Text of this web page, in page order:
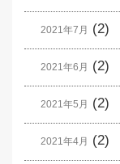
2021年7月 (2)
2021年6月 (2)
2021年5月 (2)
2021年4月 (2)